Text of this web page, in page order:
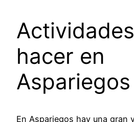
hacer en
Aspariegos
En Aspariegos hay una gran